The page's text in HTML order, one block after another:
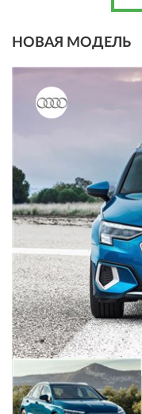
НОВАЯ МОДЕЛЬ